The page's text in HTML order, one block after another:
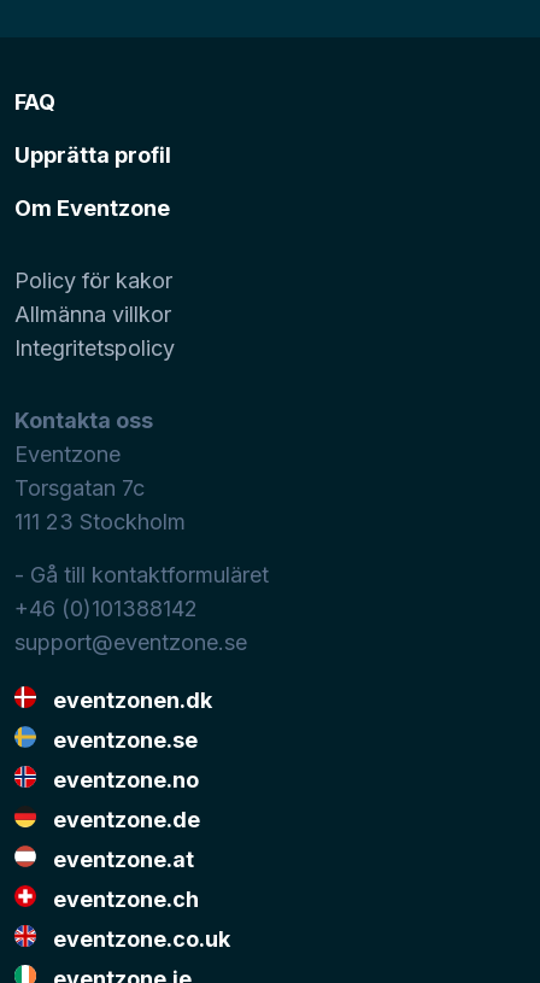
FAQ
Upprätta profil
Om Eventzone
Policy för kakor
Allmänna villkor
Integritetspolicy
Kontakta oss
Eventzone
Torsgatan 7c
111 23 Stockholm
- Gå till kontaktformuläret
+46 (0)101388142
support@eventzone.se
eventzonen.dk
eventzone.se
eventzone.no
eventzone.de
eventzone.at
eventzone.ch
eventzone.co.uk